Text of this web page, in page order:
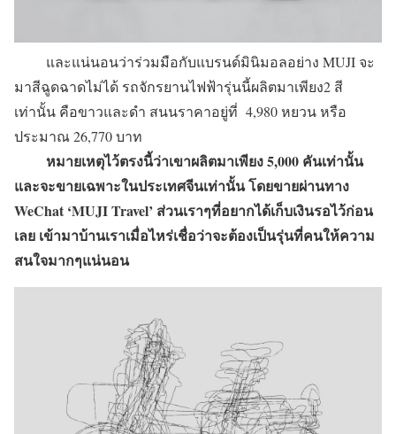
และแน่นอนว่าร่วมมือกับแบรนด์มินิมอลอย่าง MUJI จะ
มาสีฉูดฉาดไม่ได้ รถจักรยานไฟฟ้ารุ่นนี้ผลิตมาเพียง2 สี
เท่านั้น คือขาวและดำ สนนราคาอยู่ที่ 4,980 หยวน หรือ
ประมาณ 26,770 บาท
หมายเหตุไว้ตรงนี้ว่าเขาผลิตมาเพียง 5,000 คันเท่านั้น
และจะขายเฉพาะในประเทศจีนเท่านั้น โดยขายผ่านทาง
WeChat ‘MUJI Travel’ ส่วนเราๆที่อยากได้เก็บเงินรอไว้ก่อน
เลย เข้ามาบ้านเราเมื่อไหร่เชื่อว่าจะต้องเป็นรุ่นที่คนให้ความ
สนใจมากๆแน่นอน